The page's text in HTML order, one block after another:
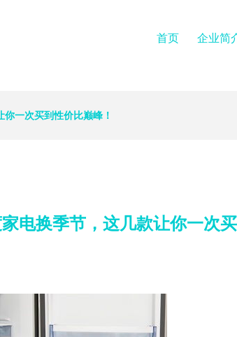
首页 企业简
一次买到性价比巅峰！
电换季节，这几款让你一次